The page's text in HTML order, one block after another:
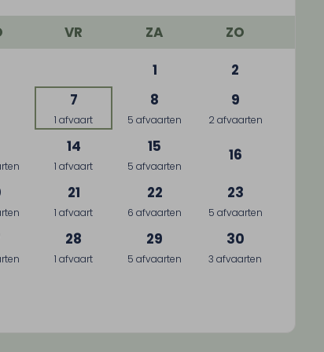
VR ZA
ZO
1
2
7
1 afvaart
8
5 afvaarten
9
2 afvaarten
14
1 afvaart
15
5 afvaarten
16
21
1 afvaart
22
6 afvaarten
23
5 afvaarten
28
1 afvaart
29
5 afvaarten
30
3 afvaarten